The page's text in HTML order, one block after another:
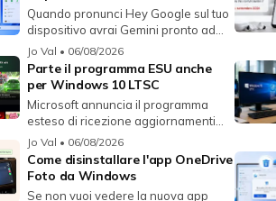
Quando pronunci Hey Google sul tuo
dispositivo avrai Gemini pronto ad...
Jo Val • 06/08/2026
Parte il programma ESU anche
per Windows 10 LTSC
Microsoft annuncia il programma
esteso di ricezione aggiornamenti
per...
Jo Val • 06/08/2026
Come disinstallare l'app OneDrive
Foto da Windows
Se non vuoi vedere la nuova app